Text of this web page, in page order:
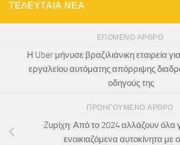
ΤΕΛΕΥΤΑΙΑ ΝΕΑ
ΕΠΌΜΕΝΟ ΆΡΘΡΟ
Η Uber μήνυσε βραζιλιάνικη εταιρεία
εργαλείου αυτόματης απόρριψης
οδηγούς της
ΠΡΟΗΓΟΎΜΕΝΟ ΆΡΘΡΟ
Zυρίχη: Από το 2024 αλλάζουν όλα
ενοικιαζόμενα αυτοκίνητα με